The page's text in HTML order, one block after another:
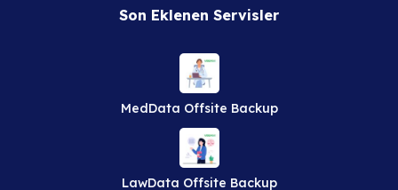
Son Eklenen Servisler
MedData Offsite Backup
LawData Offsite Backup